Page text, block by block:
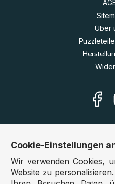
Über
Unsere
Deutschland:
Cookie-Einstellungen
Wir verwenden Cookies,
Website zu